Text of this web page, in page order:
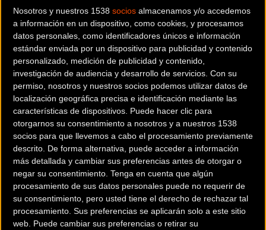
Nosotros y nuestros 1538 socios almacenamos y/o accedemos
a información en un dispositivo, como cookies, y procesamos
datos personales, como identificadores únicos e información
estándar enviada por un dispositivo para publicidad y contenido
personalizado, medición de publicidad y contenido,
investigación de audiencia y desarrollo de servicios. Con su
permiso, nosotros y nuestros socios podemos utilizar datos de
localización geográfica precisa e identificación mediante las
características de dispositivos. Puede hacer clic para
otorgarnos su consentimiento a nosotros y a nuestros 1538
socios para que llevemos a cabo el procesamiento previamente
descrito. De forma alternativa, puede acceder a información
más detallada y cambiar sus preferencias antes de otorgar o
negar su consentimiento. Tenga en cuenta que algún
procesamiento de sus datos personales puede no requerir de
su consentimiento, pero usted tiene el derecho de rechazar tal
procesamiento. Sus preferencias se aplicarán solo a este sitio
web. Puede cambiar sus preferencias o retirar su
Noticia deciclismo publicada elmiércoles, 30 de
octubre de 2024a las10:22hen la sección deUrban
Torrevieja estrenará su nuevo circuito de Pump Track, uno
de los mejores que existen en nuestro país, convirtiéndolo
en escenario de disputa de la edición 2024 del Campeonato
de España de la especialidad. La cita estrella del calendario
nacional disfrutará del apoyo del Ayuntamiento de
Torrevieja y estará organizado por Av Sport Cycling y C. D.
Dirty Bike.
La competición constará de dos mangas cronometradas, de
las cuales la mejor de ellas será la que constará en la
clasificación final de cada categoría. Los participantes de
las categorías Promesa 5-6, Promesa 7-8, Principiante y